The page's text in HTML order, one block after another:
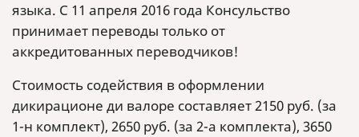
языка. C 11 апреля 2016 года Консульство
принимает переводы только от
аккредитованных переводчиков!
Стоимость содействия в оформлении
дикирационе ди валоре составляет 2150 руб. (за
1-н комплект), 2650 руб. (за 2-а комплекта), 3650